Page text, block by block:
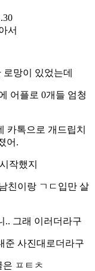
서
망이 있었는데
어플로 0개들 엄청
카톡으로 개드립치
어.
작했지
친이랑 ㄱㄷ입만 살
.. 그래 이러더라구
준 사진대로더라구
은 ㅍㅌㅊ